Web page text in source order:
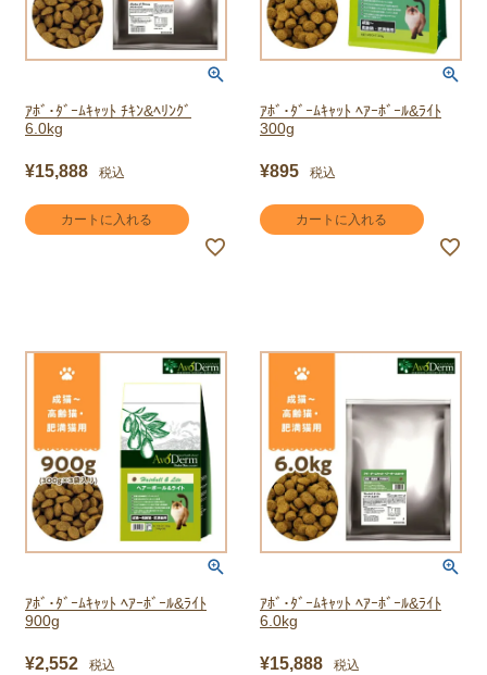
ｱﾎﾞ･ﾀﾞｰﾑｷｬｯﾄ ﾁｷﾝ&ﾍﾘﾝｸﾞ
6.0kg
¥15,888 税込
カートに入れる
ｱﾎﾞ･ﾀﾞｰﾑｷｬｯﾄ ﾍｱｰﾎﾞｰﾙ&ﾗｲﾄ
300g
¥895 税込
カートに入れる
ｱﾎﾞ･ﾀﾞｰﾑｷｬｯﾄ ﾍｱｰﾎﾞｰﾙ&ﾗｲﾄ
900g
¥2,552 税込
ｱﾎﾞ･ﾀﾞｰﾑｷｬｯﾄ ﾍｱｰﾎﾞｰﾙ&ﾗｲﾄ
6.0kg
¥15,888 税込